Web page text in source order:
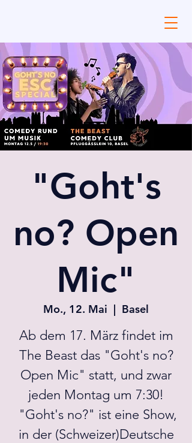
"Goht's
no? Open
Mic"
Mo., 12. Mai
  |
Basel
Ab dem 17. März findet im
The Beast das "Goht's no?
Open Mic" statt, und zwar
jeden Montag um 7:30!
"Goht's no?" ist eine Show,
in der (Schweizer)Deutsche